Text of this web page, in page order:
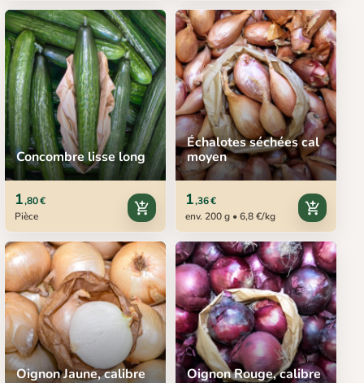
Concombre lisse long
1,80 €
Pièce
add_shopping_cart
Échalotes séchées cal
moyen
1,36 €
env. 200 g • 6,8 €/kg
add_shopping_cart
Oignon Jaune, calibre
Oignon Rouge, calibre